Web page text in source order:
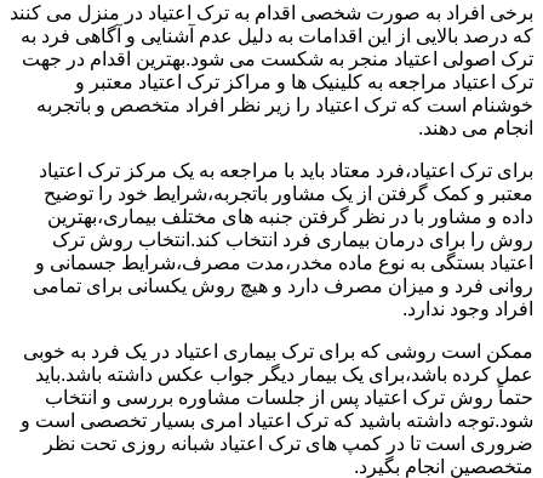
برخی افراد به صورت شخصی اقدام به ترک اعتیاد در منزل می کنند
که درصد بالایی از این اقدامات به دلیل عدم آشنایی و آگاهی فرد به
ترک اصولی اعتیاد منجر به شکست می شود.بهترین اقدام در جهت
ترک اعتیاد مراجعه به کلینیک ها و مراکز ترک اعتیاد معتبر و
خوشنام است که ترک اعتیاد را زیر نظر افراد متخصص و باتجربه
انجام می دهند.
برای ترک اعتیاد،فرد معتاد باید با مراجعه به یک مرکز ترک اعتیاد
معتبر و کمک گرفتن از یک مشاور باتجربه،شرایط خود را توضیح
داده و مشاور با در نظر گرفتن جنبه های مختلف بیماری،بهترین
روش را برای درمان بیماری فرد انتخاب کند.انتخاب روش ترک
اعتیاد بستگی به نوع ماده مخدر،مدت مصرف،شرایط جسمانی و
روانی فرد و میزان مصرف دارد و هیچ روش یکسانی برای تمامی
افراد وجود ندارد.
ممکن است روشی که برای ترک بیماری اعتیاد در یک فرد به خوبی
عمل کرده باشد،برای یک بیمار دیگر جواب عکس داشته باشد.باید
حتماً روش ترک اعتیاد پس از جلسات مشاوره بررسی و انتخاب
شود.توجه داشته باشید که ترک اعتیاد امری بسیار تخصصی است و
ضروری است تا در کمپ های ترک اعتیاد شبانه روزی تحت نظر
متخصصین انجام بگیرد.